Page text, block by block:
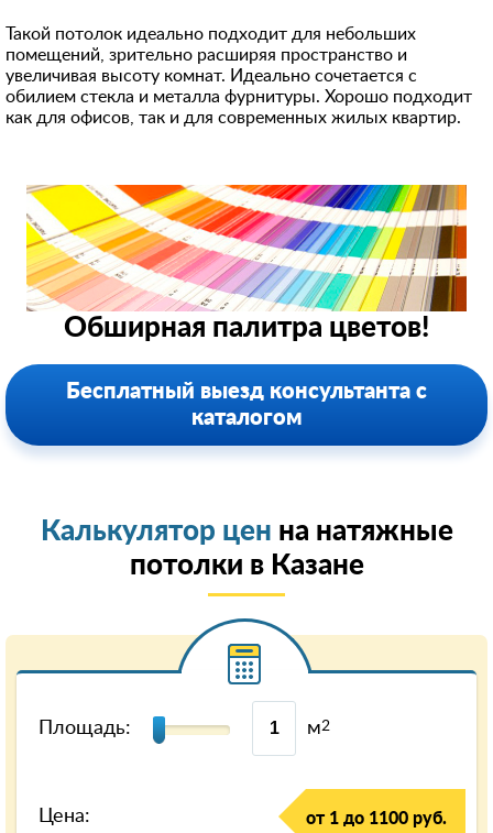
Такой потолок идеально подходит для небольших
помещений, зрительно расширяя пространство и
увеличивая высоту комнат. Идеально сочетается с
обилием стекла и металла фурнитуры. Хорошо подходит
как для офисов, так и для современных жилых квартир.
Обширная палитра цветов!
Бесплатный выезд консультанта с
каталогом
Калькулятор цен на натяжные
потолки в Казанe
Площадь: м2
Цена: от 1 до 1100 руб.